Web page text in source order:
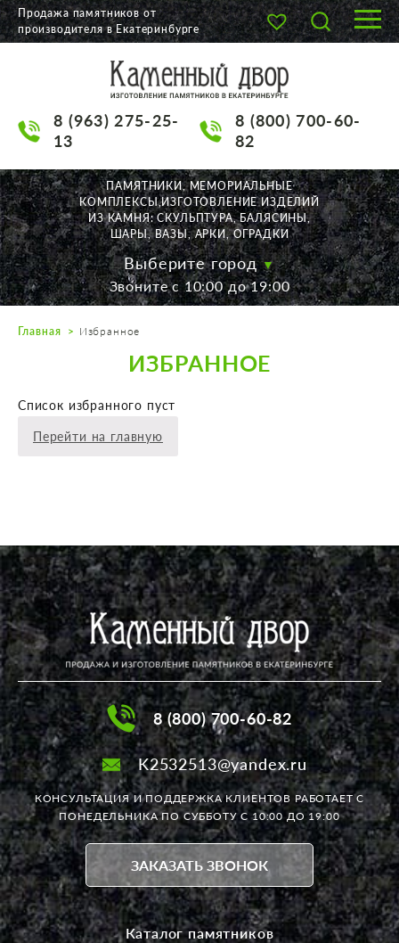
О КОМПАНИИ
НАШИ РАБОТЫ
АКЦИИ
ДОСТАВКА
КОНТАКТЫ
K2532513@yandex.ru
Пн. — Пт. с 10:00 до 19:00
Продажа памятников от
производителя в Екатеринбурге
8 (963) 275-25-
13
8 (800) 700-60-
82
ПАМЯТНИКИ, МЕМОРИАЛЬНЫЕ
КОМПЛЕКСЫ,ИЗГОТОВЛЕНИЕ ИЗДЕЛИЙ
ИЗ КАМНЯ: СКУЛЬПТУРА, БАЛЯСИНЫ,
ШАРЫ, ВАЗЫ, АРКИ, ОГРАДКИ
Выберите город
Звоните с 10:00 до 19:00
Главная Избранное
ИЗБРАННОЕ
Список избранного пуст
Перейти на главную
8 (800) 700-60-82
K2532513@yandex.ru
КОНСУЛЬТАЦИЯ И ПОДДЕРЖКА КЛИЕНТОВ РАБОТАЕТС
ПОНЕДЕЛЬНИКА ПО СУББОТУ С 10:00 ДО 19:00
ЗАКАЗАТЬ ЗВОНОК
Каталог памятников